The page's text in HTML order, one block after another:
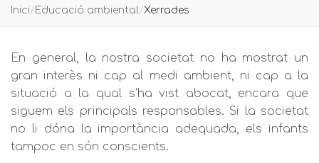
Inici/ Educació ambiental/Xerrades
En general, la nostra societat no ha mostrat un
gran interès ni cap al medi ambient, ni cap a la
situació a la qual s'ha vist abocat, encara que
siguem els principals responsables. Si la societat
no li dóna la importància adequada, els infants
tampoc en són conscients.